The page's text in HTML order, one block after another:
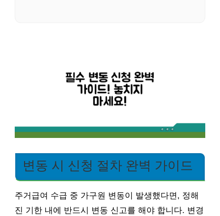
변동 시 신청 절차 완벽 가이드
주거급여 수급 중 가구원 변동이 발생했다면, 정해
진 기한 내에 반드시 변동 신고를 해야 합니다. 변경